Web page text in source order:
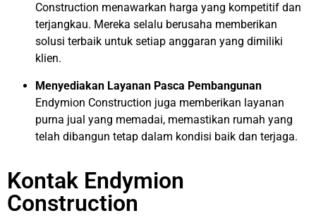
Construction menawarkan harga yang kompetitif dan
terjangkau. Mereka selalu berusaha memberikan
solusi terbaik untuk setiap anggaran yang dimiliki
klien.
Menyediakan Layanan Pasca Pembangunan
Endymion Construction juga memberikan layanan
purna jual yang memadai, memastikan rumah yang
telah dibangun tetap dalam kondisi baik dan terjaga.
Kontak Endymion
Construction